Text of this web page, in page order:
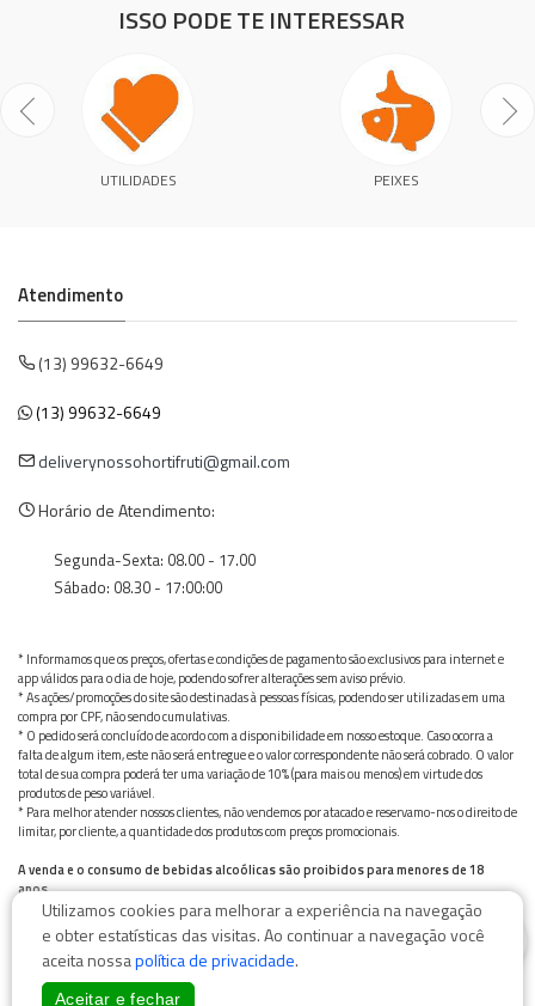
ISSO PODE TE INTERESSAR
UTILIDADES PEIXES
Atendimento
(13) 99632-6649
(13) 99632-6649
deliverynossohortifruti@gmail.com
Horário de Atendimento:
Segunda-Sexta: 08.00 - 17.00
Sábado: 08.30 - 17:00:00
* Informamos que os preços, ofertas e condições de pagamento são exclusivos para internet e
app válidos para o dia de hoje, podendo sofrer alterações sem aviso prévio.
* As ações/promoções do site são destinadas à pessoas físicas, podendo ser utilizadas em uma
compra por CPF, não sendo cumulativas.
* O pedido será concluído de acordo com a disponibilidade em nosso estoque. Caso ocorra a
falta de algum item, este não será entregue e o valor correspondente não será cobrado. O valor
total de sua compra poderá ter uma variação de 10% (para mais ou menos) em virtude dos
produtos de peso variável.
* Para melhor atender nossos clientes, não vendemos por atacado e reservamo-nos o direito de
limitar, por cliente, a quantidade dos produtos com preços promocionais.
A venda e o consumo de bebidas alcoólicas são proibidos para menores de 18
anos.
Bebida alcoólica pode causar dependência química e, em excesso, provoca graves males à saúde.
Beba com moderação
Utilizamos cookies para melhorar a experiência na navegação
e obter estatísticas das visitas. Ao continuar a navegação você
aceita nossapolítica de privacidade.
Aceitar e fechar